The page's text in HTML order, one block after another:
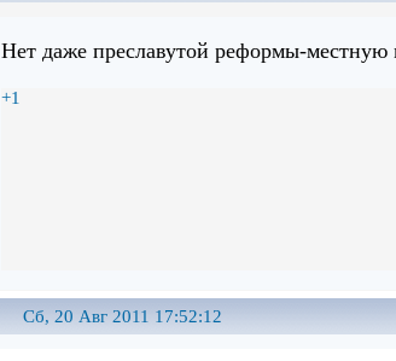
Нет даже преславутой реформы-местную
+1
Сб, 20 Авг 2011 17:52:12